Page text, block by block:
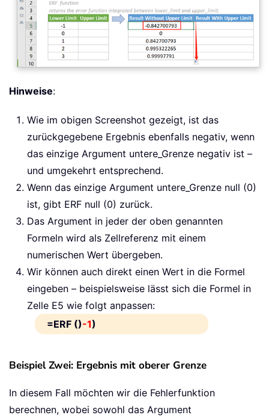
Hinweise:
Wie im obigen Screenshot gezeigt, ist das
zurückgegebene Ergebnis ebenfalls negativ, wenn
das einzige Argument untere_Grenze negativ ist –
und umgekehrt entsprechend.
Wenn das einzige Argument untere_Grenze null (0)
ist, gibt ERF null (0) zurück.
Das Argument in jeder der oben genannten
Formeln wird als Zellreferenz mit einem
numerischen Wert übergeben.
Wir können auch direkt einen Wert in die Formel
eingeben – beispielsweise lässt sich die Formel in
Zelle E5 wie folgt anpassen:
=ERF ()-1)
Beispiel Zwei: Ergebnis mit oberer Grenze
In diesem Fall möchten wir die Fehlerfunktion
berechnen, wobei sowohl das Argument